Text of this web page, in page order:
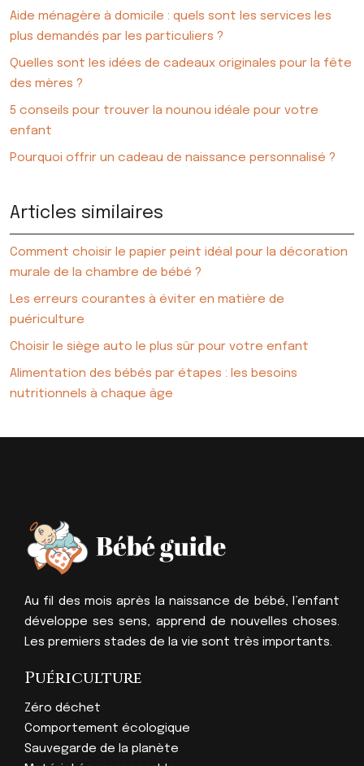
Aide ménagère à domicile : quels sont les services les
plus demandés par les particuliers ?
Quelles sont les idées de cadeaux originales pour la fête
des mères ?
5 conseils pour trouver la nounou idéale pour votre
enfant
Pourquoi offrir un cadeau de naissance personnalisé ?
Articles similaires
Comment choisir le papier peint idéal pour la décoration
murale de la chambre de bébé ?
Les erreurs courantes à éviter en matière de
puériculture
Choisir le siège auto le plus sûr pour votre enfant
Alimentation des bébés par étapes : les besoins
nutritionnels à chaque âge
Au fil des mois après la naissance de bébé, l’enfant
développe ses sens, apprend de nouvelles choses.
Les premiers stades de la vie sont très importants.
Puériculture
Zéro déchet
Comportement écologique
Sauvegarde de la planète